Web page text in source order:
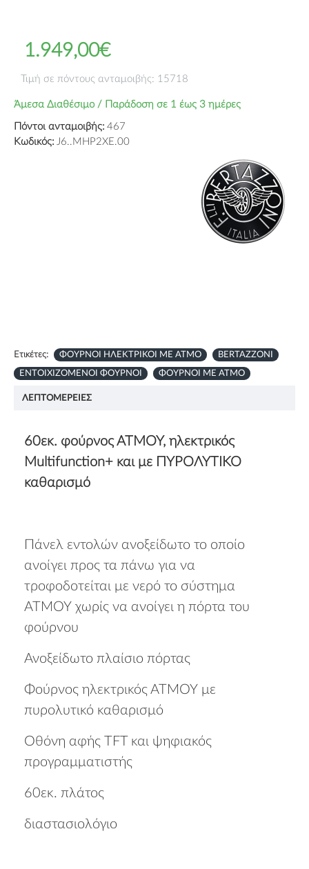
Άμεσα Διαθέσιμο / Παράδοση σε 1 έως 3 ημέρες
Πόντοι ανταμοιβής: 467
Κωδικός: J6..MHP2XE.00
1.949,00€
Τιμή σε πόντους ανταμοιβής: 15718
Ετικέτες: ΦΟΥΡΝΟΙ ΗΛΕΚΤΡΙΚΟΙ ΜΕ ΑΤΜΟ BERTAZZONI
ΕΝΤΟΙΧΙΖΟΜΕΝΟΙ ΦΟΥΡΝΟΙ ΦΟΥΡΝΟΙ ΜΕ ΑΤΜΟ
ΛΕΠΤΟΜΈΡΕΙΕΣ
60εκ. φούρνος ΑΤΜΟΥ, ηλεκτρικός
Multifunction+ και με ΠΥΡΟΛΥΤΙΚΟ
καθαρισμό
Πάνελ εντολών ανοξείδωτο το οποίο
ανοίγει προς τα πάνω για να
τροφοδοτείται με νερό το σύστημα
ΑΤΜΟΥ χωρίς να ανοίγει η πόρτα του
φούρνου
Ανοξείδωτο πλαίσιο πόρτας
Φούρνος ηλεκτρικός ΑΤΜΟΥ με
πυρολυτικό καθαρισμό
Οθόνη αφής TFT και ψηφιακός
προγραμματιστής
60εκ. πλάτος
διαστασιολόγιο